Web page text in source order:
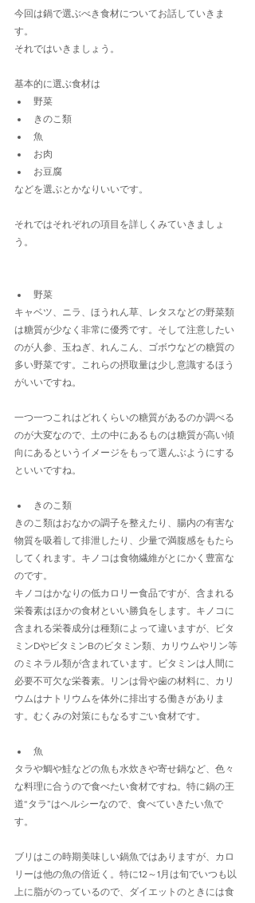
今回は鍋で選ぶべき食材についてお話していきま
す。
それではいきましょう。
基本的に選ぶ食材は
野菜
きのこ類
魚
お肉
お豆腐
などを選ぶとかなりいいです。
それではそれぞれの項目を詳しくみていきましょ
う。
野菜
キャベツ、ニラ、ほうれん草、レタスなどの野菜類
は糖質が少なく非常に優秀です。そして注意したい
のが人参、玉ねぎ、れんこん、ゴボウなどの糖質の
多い野菜です。これらの摂取量は少し意識するほう
がいいですね。
一つ一つこれはどれくらいの糖質があるのか調べる
のが大変なので、土の中にあるものは糖質が高い傾
向にあるというイメージをもって選んぶようにする
といいですね。
きのこ類
きのこ類はおなかの調子を整えたり、腸内の有害な
物質を吸着して排泄したり、少量で満腹感をもたら
してくれます。キノコは食物繊維がとにかく豊富な
のです。
キノコはかなりの低カロリー食品ですが、含まれる
栄養素はほかの食材といい勝負をします。キノコに
含まれる栄養成分は種類によって違いますが、ビタ
ミンDやビタミンBのビタミン類、カリウムやリン等
のミネラル類が含まれています。ビタミンは人間に
必要不可欠な栄養素。リンは骨や歯の材料に、カリ
ウムはナトリウムを体外に排出する働きがありま
す。むくみの対策にもなるすごい食材です。
魚
タラや鯛や鮭などの魚も水炊きや寄せ鍋など、色々
な料理に合うので食べたい食材ですね。特に鍋の王
道“タラ”はヘルシーなので、食べていきたい魚で
す。
ブリはこの時期美味しい鍋魚ではありますが、カロ
リーは他の魚の倍近く。特に12～1月は旬でいつも以
上に脂がのっているので、ダイエットのときには食